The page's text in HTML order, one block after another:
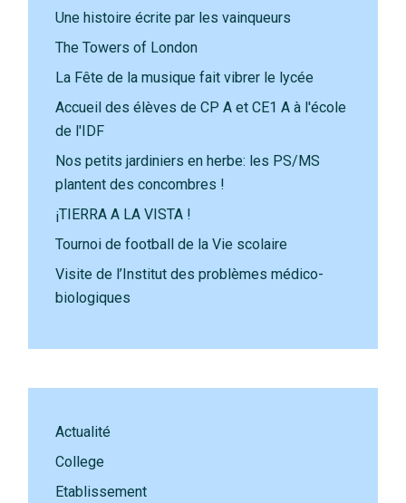
Une histoire écrite par les vainqueurs
The Towers of London
La Fête de la musique fait vibrer le lycée
Accueil des élèves de CP A et CE1 A à l'école
de l'IDF
Nos petits jardiniers en herbe: les PS/MS
plantent des concombres !
¡TIERRA A LA VISTA !
Tournoi de football de la Vie scolaire
Visite de l’Institut des problèmes médico-
biologiques
Actualité
College
Etablissement